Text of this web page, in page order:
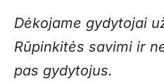
Dėkojame gydytojai
Rūpinkitės savimi ir
pas gydytojus.